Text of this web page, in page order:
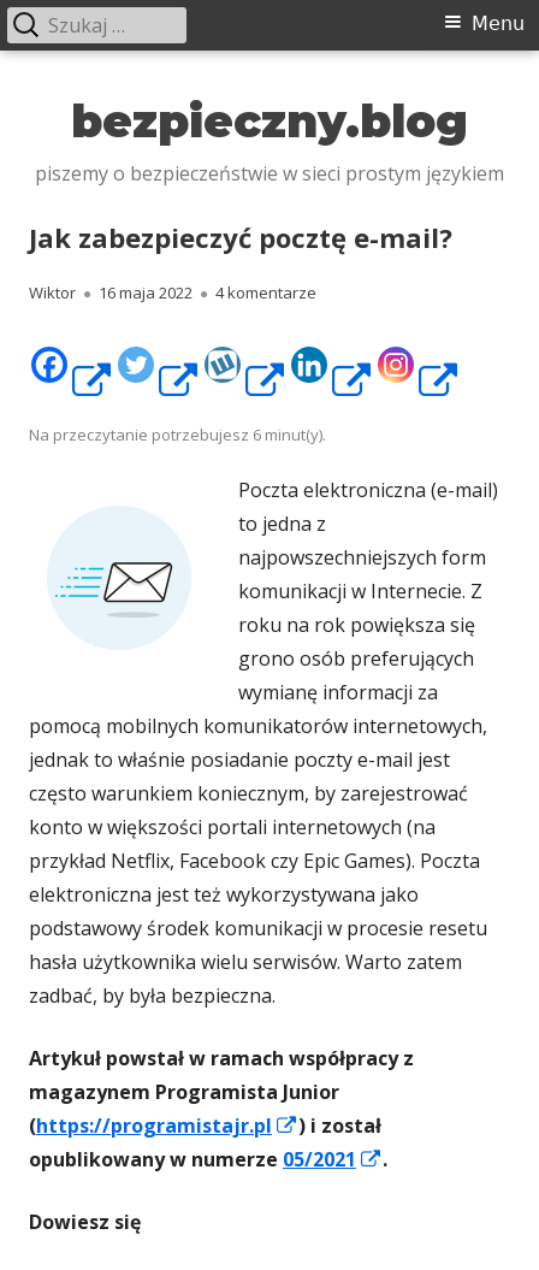
bezpieczny.blog
piszemy o bezpieczeństwie w sieci prostym językiem
Menu
Menu
Szukaj:
Jak zabezpieczyć pocztę e-mail?
Autor
Wiktor Opublikowano
16 maja 2022 4 komentarze
Strona
otwiera
w
nowym
oknie
Strona
otwiera
się
nowym
oknie
Strona
otwiera
się
w
nowym
oknie
Strona
w
nowym
oknie
się
w
Na przeczytanie potrzebujesz 6 minut(y).
Poczta elektroniczna (e-mail)
to jedna z
najpowszechniejszych form
komunikacji w Internecie. Z
roku na rok powiększa się
grono osób preferujących
wymianę informacji za
pomocą mobilnych komunikatorów internetowych,
jednak to właśnie posiadanie poczty e-mail jest
często warunkiem koniecznym, by zarejestrować
konto w większości portali internetowych (na
przykład Netflix, Facebook czy Epic Games). Poczta
elektroniczna jest też wykorzystywana jako
podstawowy środek komunikacji w procesie resetu
hasła użytkownika wielu serwisów. Warto zatem
zadbać, by była bezpieczna.
Artykuł powstał w ramach współpracy z
magazynem Programista Junior
(https://programistajr.pl
Strona
otwiera
) i został
opublikowany w numerze 05/2021
Strona
.
Dowiesz się